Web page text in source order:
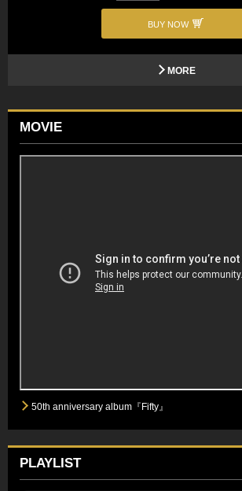
BUY NOW
MORE
MOVIE
50th anniversary album『Fifty』
PLAYLIST